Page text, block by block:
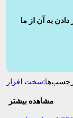
به آن از ما
سخت افزار
مشاهده بیشتر